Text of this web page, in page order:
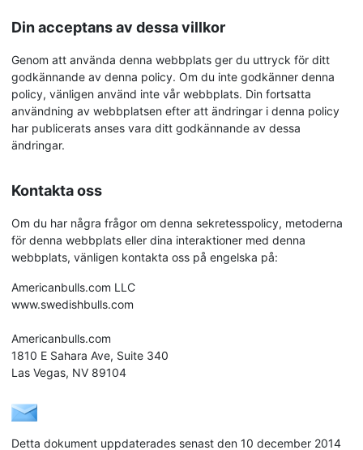
Din acceptans av dessa villkor
Genom att använda denna webbplats ger du uttryck för ditt
godkännande av denna policy. Om du inte godkänner denna
policy, vänligen använd inte vår webbplats. Din fortsatta
användning av webbplatsen efter att ändringar i denna policy
har publicerats anses vara ditt godkännande av dessa
ändringar.
Kontakta oss
Om du har några frågor om denna sekretesspolicy, metoderna
för denna webbplats eller dina interaktioner med denna
webbplats, vänligen kontakta oss på engelska på:
Americanbulls.com LLC
www.swedishbulls.com
Americanbulls.com
1810 E Sahara Ave, Suite 340
Las Vegas, NV 89104
Detta dokument uppdaterades senast den 10 december 2014